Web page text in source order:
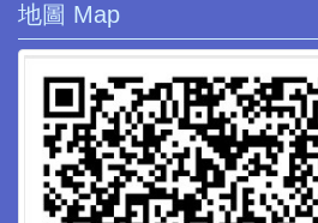
地圖 Map